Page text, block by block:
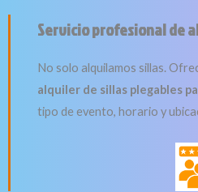
Servicio profesional de
No solo alquilamos sillas.
alquiler de sillas plegables
tipo de evento, horario y